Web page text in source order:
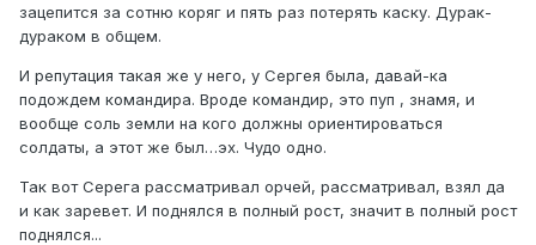
зацепится за сотню коряг и пять раз потерять каску. Дурак-
дураком в общем.
И репутация такая же у него, у Сергея была, давай-ка
подождем командира. Вроде командир, это пуп , знамя, и
вообще соль земли на кого должны ориентироваться
солдаты, а этот же был…эх. Чудо одно.
Так вот Серега рассматривал орчей, рассматривал, взял да
и как заревет. И поднялся в полный рост, значит в полный рост
поднялся...